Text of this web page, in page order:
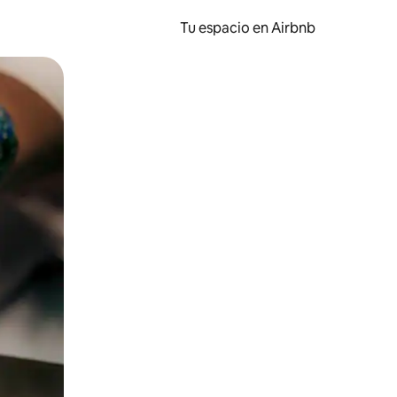
Tu espacio en Airbnb
tocando y deslizando la pantalla.